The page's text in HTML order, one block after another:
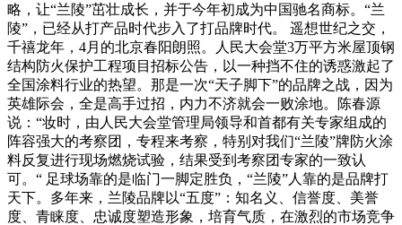
略，让“兰陵”茁壮成长，并于今年初成为中国驰名商标。“兰
陵”，已经从打产品时代步入了打品牌时代。 遥想世纪之交，
千禧龙年，4月的北京春阳朗照。人民大会堂3万平方米屋顶钢
结构防火保护工程项目招标公告，以一种挡不住的诱惑激起了
全国涂料行业的热望。那是一次“天子脚下”的品牌之战，因为
英雄际会，全是高手过招，内力不济就会一败涂地。陈春源
说：“妆时，由人民大会堂管理局领导和首都有关专家组成的
阵容强大的考察团，专程来考察，特别对我们“兰陵”牌防火涂
料反复进行现场燃烧试验，结果受到考察团专家的一致认
可。“ 足球场靠的是临门一脚定胜负，“兰陵”人靠的是品牌打
天下。多年来，兰陵品牌以“五度”：知名义、信誉度、美誉
度、青睐度、忠诚度塑造形象，培育气质，在激烈的市场竞争